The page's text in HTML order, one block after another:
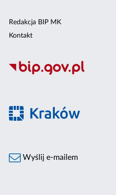
Redakcja BIP MK
Kontakt
Wyślij e-mailem